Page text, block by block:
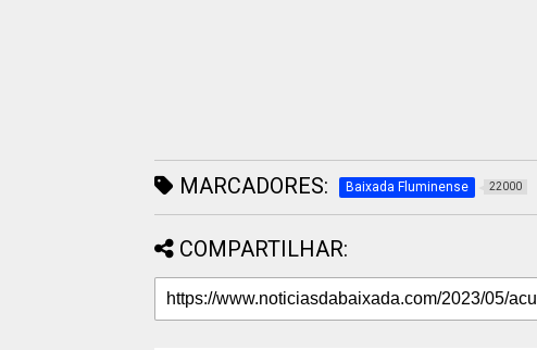
MARCADORES: Baixada Fluminense 22000
COMPARTILHAR: